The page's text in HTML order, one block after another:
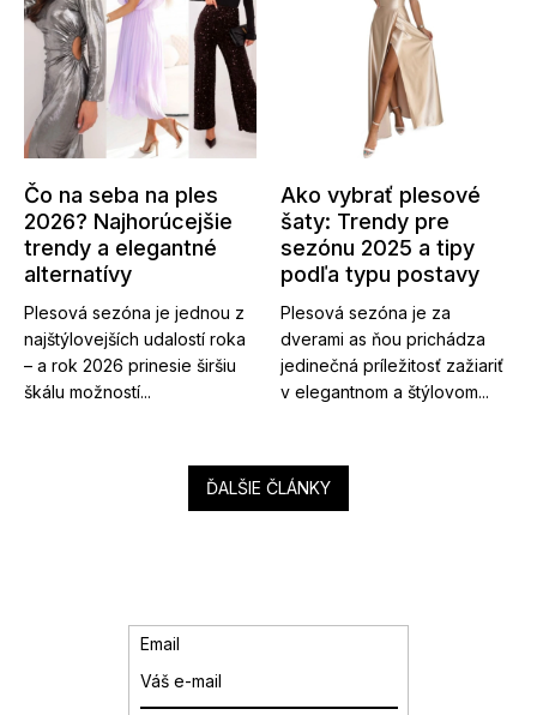
Čo na seba na ples
2026? Najhorúcejšie
trendy a elegantné
alternatívy
Plesová sezóna je jednou z
najštýlovejších udalostí roka
– a rok 2026 prinesie širšiu
škálu možností...
Ako vybrať plesové
šaty: Trendy pre
sezónu 2025 a tipy
podľa typu postavy
Plesová sezóna je za
dverami as ňou prichádza
jedinečná príležitosť zažiariť
v elegantnom a štýlovom...
ĎALŠIE ČLÁNKY
Email